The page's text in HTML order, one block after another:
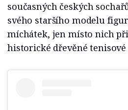
současných českých
svého staršího modelu
míchátek, jen místo nich
historické dřevěné tenisové